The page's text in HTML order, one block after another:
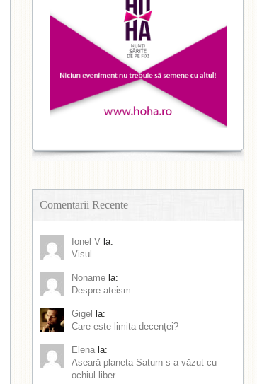
Comentarii Recente
Ionel V la:
Visul
Noname la:
Despre ateism
Gigel
la:
Care este limita decenței?
Elena la:
Aseară planeta Saturn s-a văzut cu
ochiul liber